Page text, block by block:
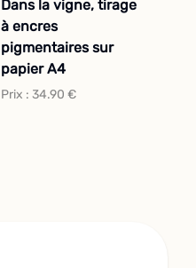
Dans la vigne, tirage
à encres
pigmentaires sur
papier A4
Prix : 34.90 €